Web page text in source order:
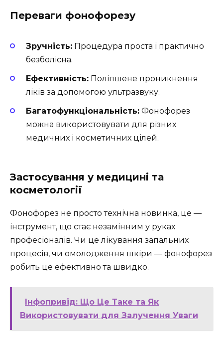
Переваги фонофорезу
Зручність: Процедура проста і практично
безболісна.
Ефективність: Поліпшене проникнення
ліків за допомогою ультразвуку.
Багатофункціональність: Фонофорез
можна використовувати для різних
медичних і косметичних цілей.
Застосування у медицині та
косметології
Фонофорез не просто технічна новинка, це —
інструмент, що стає незамінним у руках
професіоналів. Чи це лікування запальних
процесів, чи омолодження шкіри — фонофорез
робить це ефективно та швидко.
Інфопривід: Що Це Таке та Як
Використовувати для Залучення Уваги